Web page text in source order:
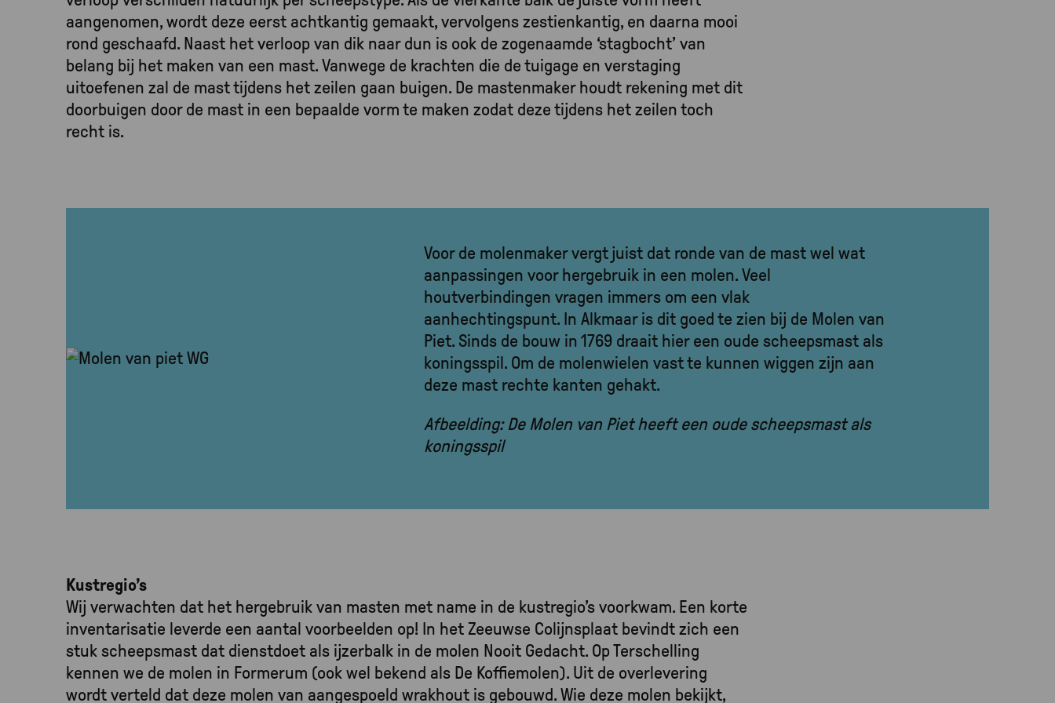
aangenomen, wordt deze eerst achtkantig gemaakt, vervolgens zestienkantig, en daarna mooi
rond geschaafd. Naast het verloop van dik naar dun is ook de zogenaamde ‘stagbocht’ van
belang bij het maken van een mast. Vanwege de krachten die de tuigage en verstaging
uitoefenen zal de mast tijdens het zeilen gaan buigen. De mastenmaker houdt rekening met dit
doorbuigen door de mast in een bepaalde vorm te maken zodat deze tijdens het zeilen toch
recht is.
Voor de molenmaker vergt juist dat ronde van de mast wel wat
aanpassingen voor hergebruik in een molen. Veel
houtverbindingen vragen immers om een vlak
aanhechtingspunt. In Alkmaar is dit goed te zien bij de Molen van
Piet. Sinds de bouw in 1769 draait hier een oude scheepsmast als
koningsspil. Om de molenwielen vast te kunnen wiggen zijn aan
deze mast rechte kanten gehakt.
Afbeelding: De Molen van Piet heeft een oude scheepsmast als
koningsspil
Kustregio’s
Wij verwachten dat het hergebruik van masten met name in de kustregio’s voorkwam. Een korte
inventarisatie leverde een aantal voorbeelden op! In het Zeeuwse Colijnsplaat bevindt zich een
stuk scheepsmast dat dienstdoet als ijzerbalk in de molen Nooit Gedacht. Op Terschelling
kennen we de molen in Formerum (ook wel bekend als De Koffiemolen). Uit de overlevering
wordt verteld dat deze molen van aangespoeld wrakhout is gebouwd. Wie deze molen bekijkt,